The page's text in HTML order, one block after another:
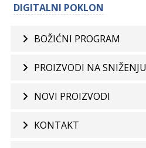
DIGITALNI POKLON
BOŽIĆNI PROGRAM
PROIZVODI NA SNIŽENJU
NOVI PROIZVODI
KONTAKT